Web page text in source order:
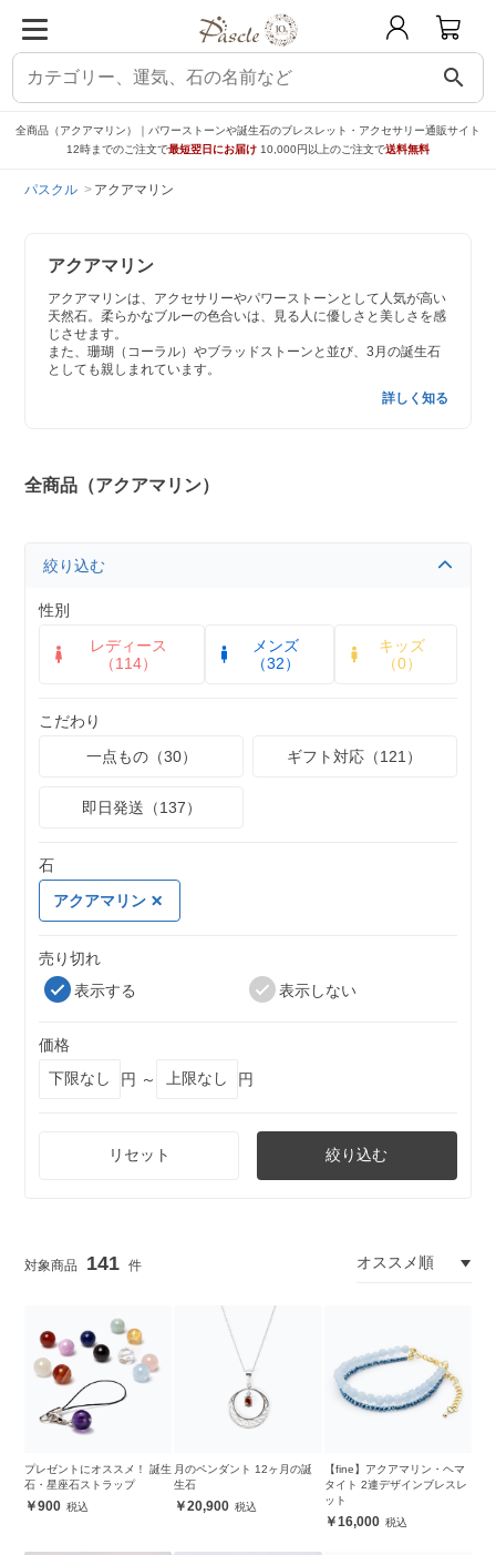
search
全商品（アクアマリン）｜パワーストーンや誕生石のブレスレット・アクセサリー通販サイト
12時までのご注文で最短翌日にお届け 10,000円以上のご注文で送料無料
パスクル アクアマリン
アクアマリン
アクアマリンは、アクセサリーやパワーストーンとして人気が高い
天然石。柔らかなブルーの色合いは、見る人に優しさと美しさを感
じさせます。
また、珊瑚（コーラル）やブラッドストーンと並び、3月の誕生石
としても親しまれています。
詳しく知る
全商品（アクアマリン）
絞り込む
性別
レディース
（114）
メンズ
（32）
キッズ
（0）
こだわり
一点もの（30）
ギフト対応（121）
即日発送（137）
石
アクアマリン
売り切れ
表示する
表示しない
価格
円 ～
円
リセット 絞り込む
141
プレゼントにオススメ！ 誕生
石・星座石ストラップ
900
月のペンダント 12ヶ月の誕
生石
20,900
【fine】アクアマリン・ヘマ
タイト 2連デザインブレスレ
ット
16,000